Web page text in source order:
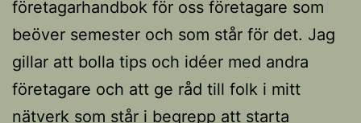
företagarhandbok för oss företagare som
beöver semester och som står för det. Jag
gillar att bolla tips och idéer med andra
företagare och att ge råd till folk i mitt
nätverk som står i begrepp att starta